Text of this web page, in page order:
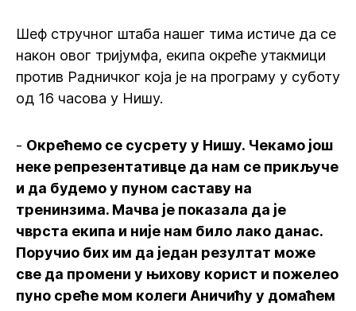
Шеф стручног штаба нашег тима истиче да се
након овог тријумфа, екипа окреће утакмици
против Радничког која је на програму у суботу
од 16 часова у Нишу.
- Окрећемо се сусрету у Нишу. Чекамо још
неке репрезентативце да нам се прикључе
и да будемо у пуном саставу на
тренинзима. Мачва је показала да је
чврста екипа и није нам било лако данас.
Поручио бих им да један резултат може
све да промени у њихову корист и пожелео
пуно среће мом колеги Аничићу у домаћем